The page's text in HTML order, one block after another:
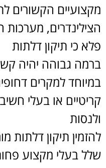
מקצועיים הקשורים
הצילינדרים,
פלא כי תיקון דלתות
ברמה גבוהה יהיה
במיוחד למקרים
קריטיים או בעלי
ולנסות
להזמין תיקון דלתות
שלל בעלי מקצוע פחות